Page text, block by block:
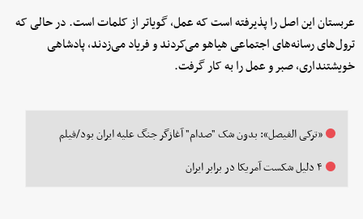
عربستان این اصل را پذیرفته است که عمل، گویاتر از کلمات است. در حالی که
ترول‌های رسانه‌های اجتماعی هیاهو می‌کردند و فریاد می‌زدند، پادشاهی
خویشتنداری، صبر و عمل را به کار گرفت.
«ترکی الفیصل»: بدون شک "صدام" آغازگر جنگ علیه ایران بود/فیلم
۴ دلیل شکست آمریکا در برابر ایران